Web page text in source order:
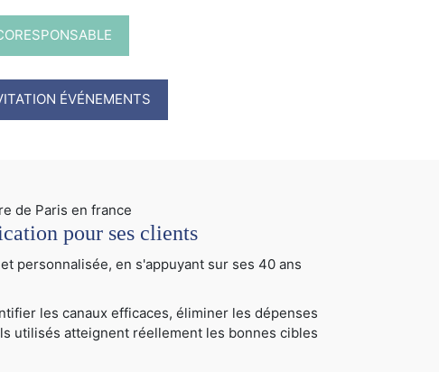
ÉVÉNEMENTS
pour ses clients
personnalisée, en s'appuyant sur ses 40 ans
les canaux efficaces, éliminer les dépenses
utilisés atteignent réellement les bonnes cibles